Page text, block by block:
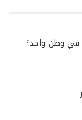
في وطن واحد؟